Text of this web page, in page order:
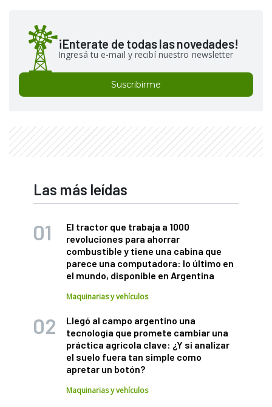
¡Enterate de todas las novedades!
Ingresá tu e-mail y recibí nuestro newsletter
Suscribirme
Las más leídas
El tractor que trabaja a 1000
revoluciones para ahorrar
combustible y tiene una cabina que
parece una computadora: lo último en
el mundo, disponible en Argentina
Maquinarias y vehículos
Llegó al campo argentino una
tecnología que promete cambiar una
práctica agrícola clave: ¿Y si analizar
el suelo fuera tan simple como
apretar un botón?
Maquinarias y vehículos